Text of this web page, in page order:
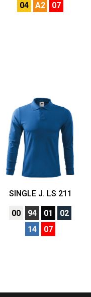
04
A2 07
SINGLE J. LS 211
00 94 01
02
14
07